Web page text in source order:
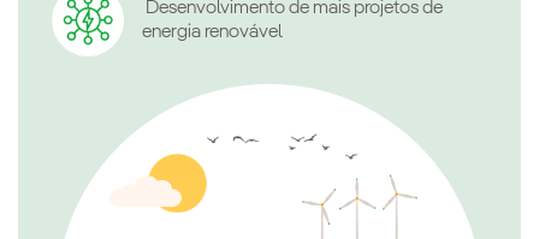
Desenvolvimento de mais projetos de
energia renovável